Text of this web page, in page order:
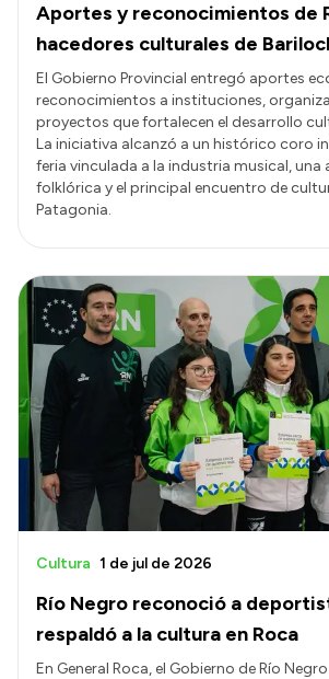
Aportes y reconocimientos de
hacedores culturales de
El Gobierno Provincial entregó aportes
reconocimientos a instituciones,
proyectos que fortalecen el desarrollo
La iniciativa alcanzó a un histórico coro
feria vinculada a la industria musical, una
folklórica y el principal encuentro de
Patagonia.
Río Negro reconoció a
respaldó a la cultura en Roca
Cultura 1 de jul de 2026
En General Roca, el Gobierno de Río